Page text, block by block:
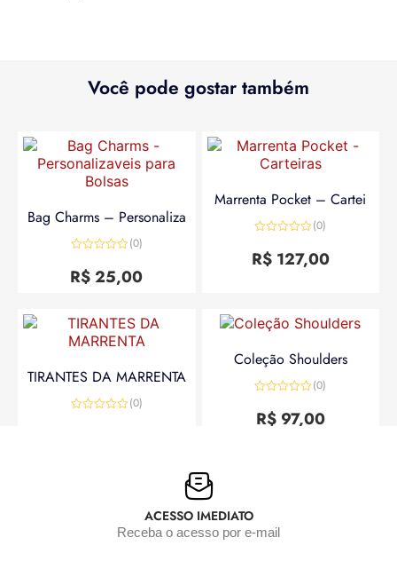
Você pode gostar também
Bag Charms – Personaliza
0
de
(0)
R$25,00
Marrenta Pocket – Cartei
0
de
(0)
R$127,00
TIRANTES DA MARRENTA
(0)
Coleção Shoulders
0
de
(0)
R$97,00
ACESSO IMEDIATO
Receba o acesso por e-mail